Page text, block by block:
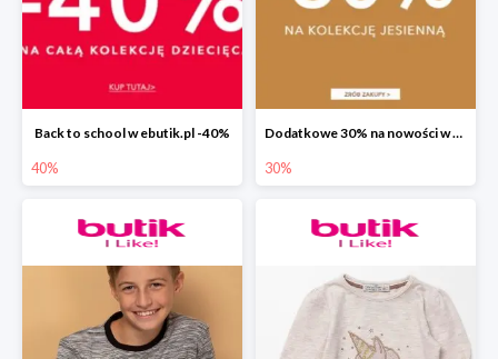
Back to school w ebutik.pl -40%
40%
Dodatkowe 30% na nowości w ebutik.pl
30%